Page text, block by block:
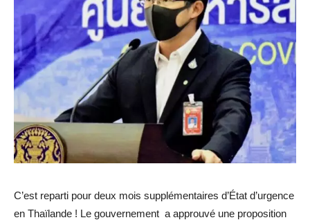
C’est reparti pour deux mois supplémentaires d’État d’urgence
en Thaïlande ! Le gouvernement a approuvé une proposition